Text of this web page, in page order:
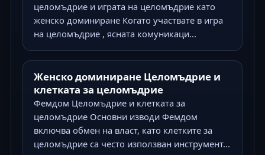
целомъдрие и играта на целомъдрие като
женско доминиране Когато участвате в игра
на целомъдрие , ясната комуникаци...
Женско доминиране Целомъдрие и
клетката за целомъдрие
Фемдом Целомъдрие и клетката за
целомъдрие Основни изводи Фемдом
включва обмен на власт, като клетките за
целомъдрие са често използван инструмент...